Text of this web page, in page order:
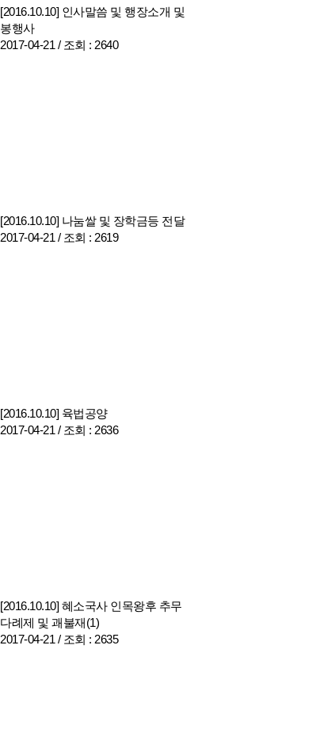
[2016.10.10] 인사말씀 및 행장소개 및
봉행사
2017-04-21 / 조회 : 2640
[2016.10.10] 나눔쌀 및 장학금등 전달
2017-04-21 / 조회 : 2619
[2016.10.10] 육법공양
2017-04-21 / 조회 : 2636
[2016.10.10] 혜소국사 인목왕후 추무
다례제 및 괘불재(1)
2017-04-21 / 조회 : 2635